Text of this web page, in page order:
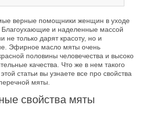
верные помощники женщин в уходе
Благоухающие и наделенные массой
не только дарят красоту, но и
Эфирное масло мяты очень
половины человечества и высоко
качества. Что же в нем такого
статьи вы узнаете все про свойства
мяты.
свойства мяты